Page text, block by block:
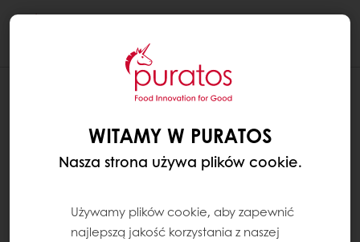
WITAMY W PURATOS
Nasza strona używa plików cookie.
Używamy plików cookie, aby zapewnić
najlepszą jakość korzystania z naszej